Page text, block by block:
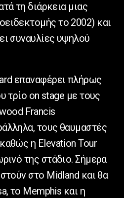
τη διάρκεια μιας
το 2002) και
συναυλίες υψηλού
επαναφέρει πλήρως
τρίο on stage με τους
Francis
τους θαυμαστές
η Elevation Tour
της στάδιο. Σήμερα
στο Midland και θα
το Memphis και η